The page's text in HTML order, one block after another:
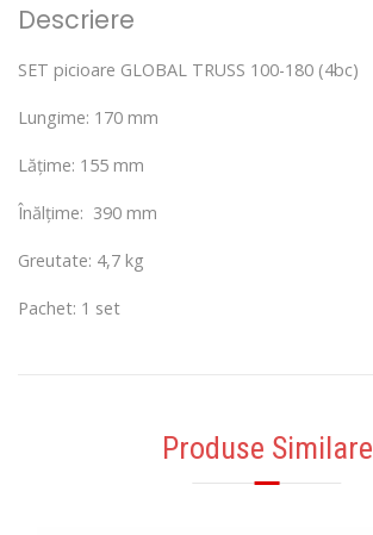
Descriere
SET picioare GLOBAL TRUSS 100-180 (4bc)
Lungime: 170 mm
Lățime: 155 mm
Înălțime: 390 mm
Greutate: 4,7 kg
Pachet: 1 set
Produse Similare